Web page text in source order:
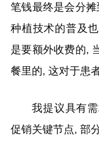
笔钱最终是会分
种植技术的普及
是要额外收费的,
餐里的, 这对于患
我提议具有
促销关键节点, 部